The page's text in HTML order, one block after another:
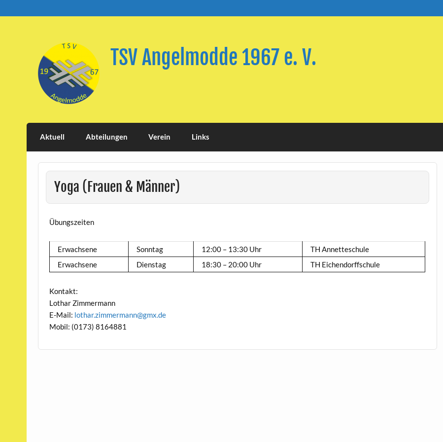
content
TSV Angelmodde 1967 e. V.
Aktuell Abteilungen Verein Links
Yoga (Frauen & Männer)
Übungszeiten
Erwachsene Sonntag 12:00 – 13:30 Uhr
TH Annetteschule
Erwachsene
Dienstag 18:30 – 20:00 Uhr TH Eichendorffschule
Kontakt:
Lothar Zimmermann
E-Mail: lothar.zimmermann@gmx.de
Mobil: (0173) 8164881